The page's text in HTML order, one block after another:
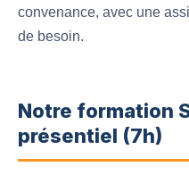
convenance, avec une
de besoin.
Notre formation
présentiel (7h)